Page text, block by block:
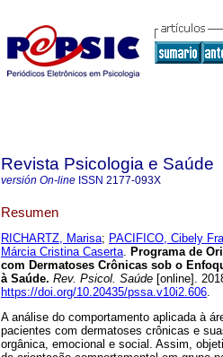
Revista Psicologia e Saúde
versión On-line ISSN 2177-093X
Resumen
RICHARTZ, Marisa; PACIFICO, Cibely
Márcia Cristina Caserta. Programa de
com Dermatoses Crônicas sob o
à Saúde. Rev. Psicol. Saúde [online].
https://doi.org/10.20435/pssa.v10i2.606.
A análise do comportamento aplicada à
pacientes com dermatoses crônicas e
orgânica, emocional e social. Assim,